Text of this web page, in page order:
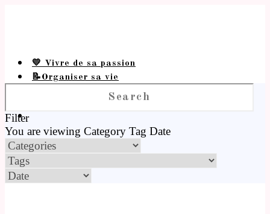
💛 Vivre de sa passion
📝Organiser sa vie
Filter
You are viewing Category Tag Date